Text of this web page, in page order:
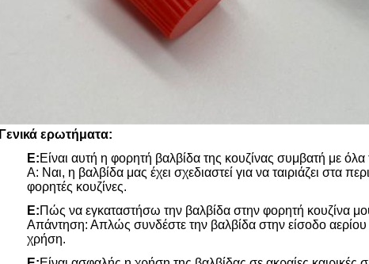
Γενικά ερωτήματα:
Ε:Είναι αυτή η φορητή βαλβίδα της κουζίνας συμβατή με όλα
Α: Ναι, η βαλβίδα μας έχει σχεδιαστεί για να ταιριάζει στα
φορητές κουζίνες.
Ε:Πώς να εγκαταστήσω την βαλβίδα στην φορητή κουζίνα
Απάντηση: Απλώς συνδέστε την βαλβίδα στην είσοδο
χρήση.